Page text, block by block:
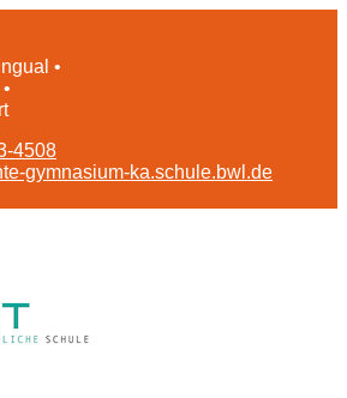
•
4508
gymnasium-ka.schule.bwl.de